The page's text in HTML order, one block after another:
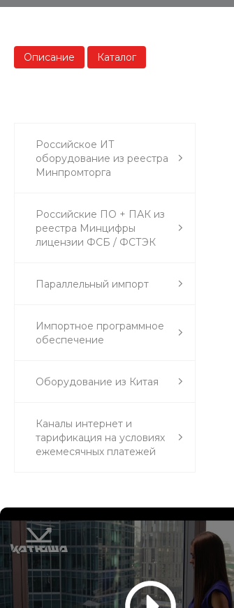
Описание Каталог
Российское ИТ
оборудование из реестра
Минпромторга
Российские ПО + ПАК из
реестра Минцифры
лицензии ФСБ / ФСТЭК
Параллельный импорт
Импортное программное
обеспечение
Оборудование из Китая
Каналы интернет и
тарификация на условиях
ежемесячных платежей